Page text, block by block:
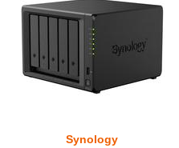
Synology